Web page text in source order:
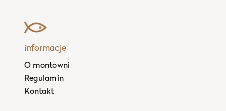
informacje
O montowni
Regulamin
Kontakt